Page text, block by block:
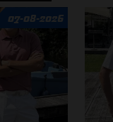
07-08-2026